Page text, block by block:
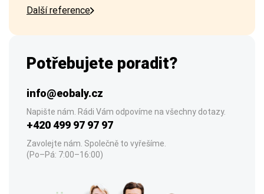
Další reference
Potřebujete poradit?
info@eobaly.cz
Napište nám. Rádi Vám odpovíme na všechny dotazy.
+420 499 97 97 97
Zavolejte nám. Společně to vyřešíme.
(Po–Pá: 7:00–16:00)